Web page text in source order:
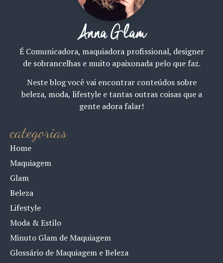
Anna Glam
É Comunicadora, maquiadora profissional, designer
de sobrancelhas e muito apaixonada pelo que faz.
Neste blog você vai encontrar conteúdos sobre
beleza, moda, lifestyle e tantas outras coisas que a
gente adora falar!
categorias
Home
Maquiagem
Glam
Beleza
Lifestyle
Moda & Estilo
Minuto Glam de Maquiagem
Glossário de Maquiagem e Beleza